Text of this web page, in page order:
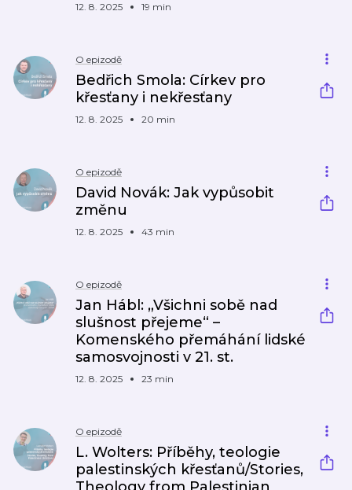
12. 8. 2025 19 min
O epizodě
Bedřich Smola: Církev pro
křesťany i nekřesťany
12. 8. 2025 20 min
O epizodě
David Novák: Jak vypůsobit
změnu
12. 8. 2025 43 min
O epizodě
Jan Hábl: „Všichni sobě nad
slušnost přejeme“ –
Komenského přemáhání lidské
samosvojnosti v 21. st.
12. 8. 2025 23 min
O epizodě
L. Wolters: Příběhy, teologie
palestinských křesťanů/Stories,